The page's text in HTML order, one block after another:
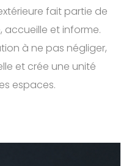
fait partie de
accueille et informe.
à ne pas négliger,
et crée une unité
espaces.